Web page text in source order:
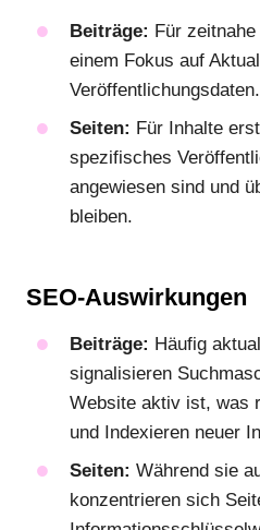
Beiträge: Für
einem Fokus auf
Veröffentlichungsdaten.
Seiten: Für Inhalte
spezifisches
angewiesen sind und
bleiben.
SEO-Auswirkungen
Beiträge: Häufig
signalisieren
Website aktiv ist, was
und Indexieren neuer
Seiten: Während sie
konzentrieren sich